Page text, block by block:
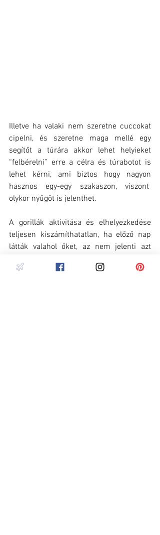
Illetve ha valaki nem szeretne cuccokat
cipelni, és szeretne maga mellé egy
segítőt a túrára akkor lehet helyieket
“felbérelni” erre a célra és túrabotot is
lehet kérni, ami biztos hogy nagyon
hasznos egy-egy szakaszon, viszont
olykor nyűgöt is jelenthet.
A gorillák aktivitása és elhelyezkedése
teljesen kiszámíthatatlan, ha előző nap
látták valahol őket, az nem jelenti azt
sem jelenti hogy egyáltalában a